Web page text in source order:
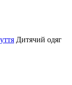
Дитячий одяг